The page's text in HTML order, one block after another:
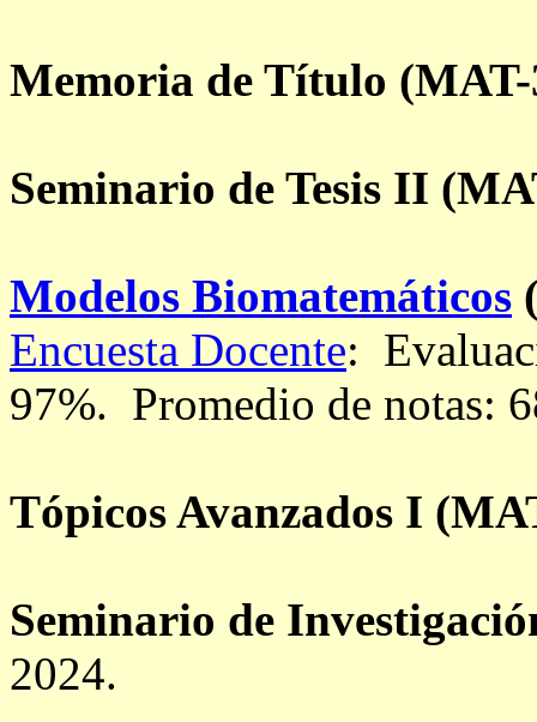
Memoria de Título (MAT-
Seminario de Tesis II
Modelos Biomatemáticos
Encuesta Docente:
97%. Promedio de notas:
Tópicos Avanzados I
Seminario de
2024.